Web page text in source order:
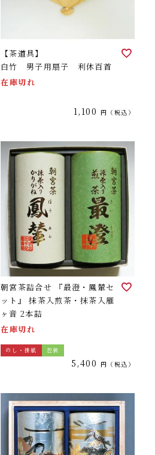
【茶道具】
白竹 男子用扇子 利休百首
在庫切れ
1,100 税込
朝宮茶詰合せ 『最澄・鳳輦セ
ット』 抹茶入煎茶・抹茶入雁
ヶ音 2本詰
在庫切れ
のし・掛紙 包装
5,400 税込